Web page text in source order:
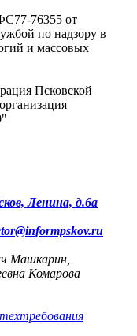
76355 от
по надзору в
и массовых
Псковской
Ленина, д.6а
Машкарин,
Комарова